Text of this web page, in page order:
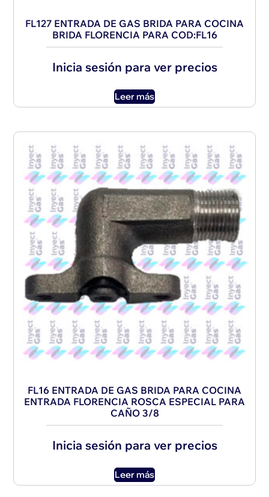
FL127 ENTRADA DE GAS BRIDA PARA COCINA
BRIDA FLORENCIA PARA COD:FL16
Inicia sesión para ver precios
Leer más
FL16 ENTRADA DE GAS BRIDA PARA COCINA
ENTRADA FLORENCIA ROSCA ESPECIAL PARA
CAÑO 3/8
Inicia sesión para ver precios
Leer más